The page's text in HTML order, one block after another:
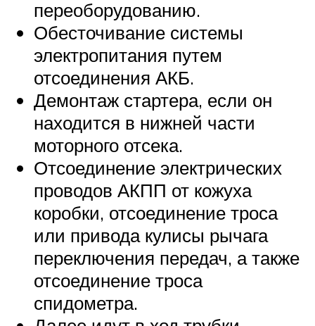
переоборудованию.
Обесточивание системы
электропитания путем
отсоединения АКБ.
Демонтаж стартера, если он
находится в нижней части
моторного отсека.
Отсоединение электрических
проводов АКПП от кожуха
коробки, отсоединение троса
или привода кулисы рычага
переключения передач, а также
отсоединение троса
спидометра.